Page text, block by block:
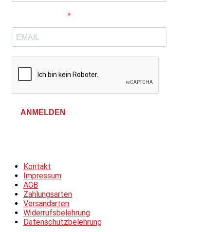
ANMELDEN
Kontakt
Impressum
AGB
Zahlungsarten
Versandarten
Widerrufsbelehrung
Datenschutzbelehrung